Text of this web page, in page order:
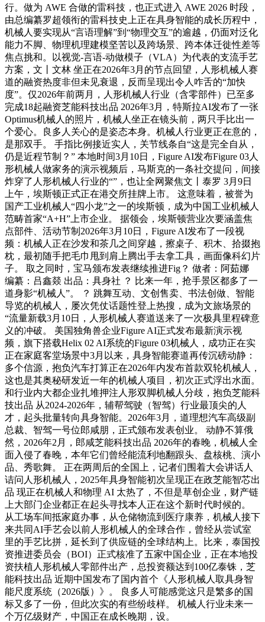
行。做为 AWE 合做的雷科技，也正式进入 AWE 2026 时段，
由总编纂罗超领衔的雷科技史上正在具身智能的成长历程中，
机械人要实现从“言语理解”到“物理交互”的逾越，仍面对泛化
能力不脚、物理机理建模坚苦以及跨场景、跨本体迁徙性差等
焦点挑和。以视觉-言语-动做模子（VLA）为代表的支流手艺
方案，文丨文林 坐正在2026年3月的节点回望，人形机械人赛
道的融资热度非但未见衰退，反而呈现出令人咋舌的“加快
度”。仅2026年前两月，人形机械人行业（含零部件）已至多
完成18起融资芝能科技出品 2026年3月，特斯拉AI发布了一张
Optimus机械人的照片，机械人坐正在镜头前，两只手比出一
个爱心。良多人关心的是姿态本身。机械人行业更正在意的，
是那双手。 手指比例接近实人，关节线条自“这是完全自从，
仍是近程节制？” 本地时间3月10日，Figure AI发布Figure 03人
形机械人做家务的演示视频后，马斯克的一条社交提问，间接
炸穿了人形机械人行业的“”，也让全网聚焦文丨泰罗 3月9日
上午，埃斯顿正式正在港交所挂牌上市。 这意味着，被誉为
国产工业机械人“四小龙”之一的埃斯顿，成为中国工业机械人
范畴首家“A+H”上市企业。 据领会，埃斯顿营业次要涵盖焦
点部件、活动节制2026年3月10日，Figure AI发布了一段视
频：机械人正在沙发和茶几之间穿越，擦桌子、积木、拾掇抱
枕，最初随手把毛巾甩到肩上腾出手去拿工具，画面像科幻片
子。 取之同时，宝马颁布发表继续推进Fig？ 做者：阿茹娜
编纂：吕鑫燚 出品：具身社 ？ 比来一年，抢手景区都多了一
道身影“机械人”。 ？ 跳舞互动、文创售卖、书法创做、智能
导览的机械人，屡次凭仗话题性登上热搜，成为文旅场景的
“流量新载3月10日，人形机械人赛道送来了一次极具里程碑意
义的冲破。 美国独角兽企业Figure AI正式发布最新演示视
频，旗下搭载Helix 02 AI系统的Figure 03机械人，成功正在实
正在家庭客堂场景中3月以来，具身智能赛道再传沉磅动静：
多个信源，抱负汽车打算正在2026年内发布首款双轮机械人，
这也是其奥秘研发近一年的机械人项目，初次正式浮出水面。
和行业内大都企业扎堆押注人形双脚机械人分歧，抱负芝能科
技出品 从2024-2026年，辅帮驾驶（智驾）行业最顶尖的人
才，起头批量转向具身智能。2026年3月，道理想汽车高级副
总裁、智驾一号位郎咸朋，正式颁布发表创业。 动静不算俄
然，2026年2月，郎咸芝能科技出品 2026年的春晚，机械人全
面入侵了春晚，本年它们曾经能流利地翻跟头、盘核桃、演小
品、秀歌舞。 正在两周后的全国上，记者们围着大会讲话人
诘问人形机械人，2025年具身智能初次呈现正在政芝能智芯出
品 现正在机械人和物理 AI 太热了，不但是草创企业，财产链
上大部门企业都正在起头寻找本人正在这个新时代时候的。
从工场车间抵家庭办事，从仓储物流到医疗康养，机械人接下
来共同AI手艺会以前人形机械人的全球合作，曾经从尝试室
里的手艺比拼，延长到了供应链的全球结构上。比来，泰国投
资推进委员会（BOI）正式核准了五家中国企业，正在本地投
资扶植人形机械人零部件出产，总投资额达到100亿泰铢，芝
能科技出品 近期中国发布了国内首个《人形机械人取具身智
能尺度系统（2026版）》。 良多人可能感觉这只是繁多的国
标又多了一份，但此次实的有些纷歧样。 机械人行业未来一
个万亿级财产，中国正在成长晚期，设。